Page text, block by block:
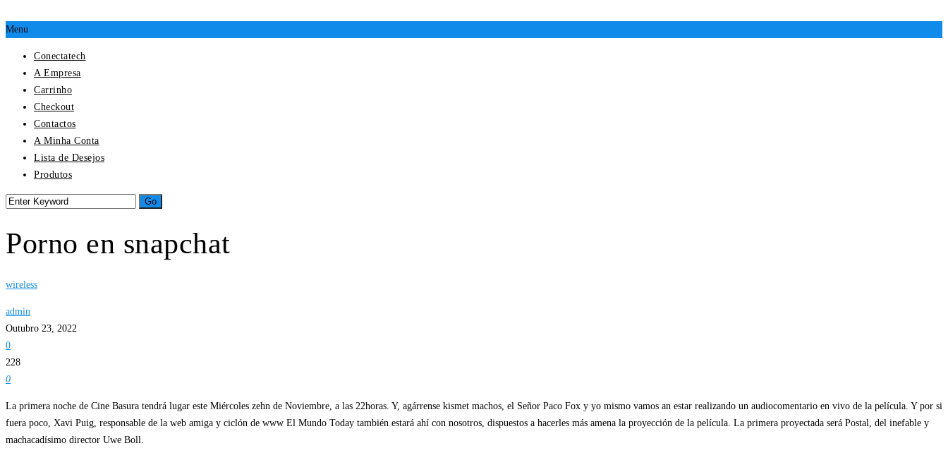
Menu
Conectatech
A Empresa
Carrinho
Checkout
Contactos
A Minha Conta
Lista de Desejos
Produtos
Porno en snapchat
wireless
admin
Outubro 23, 2022
0
228
0
La primera noche de Cine Basura tendrá lugar este Miércoles zehn de Noviembre, a las 22horas. Y, agárrense kismet machos, el Señor Paco Fox y yo mismo vamos an estar realizando un audiocomentario en vivo de la película. Y por si
fuera poco, Xavi Puig, responsable de la web amiga y ciclón de www El Mundo Today también estará ahí con nosotros, dispuestos a hacerles más amena la proyección de la película. La primera proyectada será Postal, del inefable y
machacadísimo director Uwe Boll.